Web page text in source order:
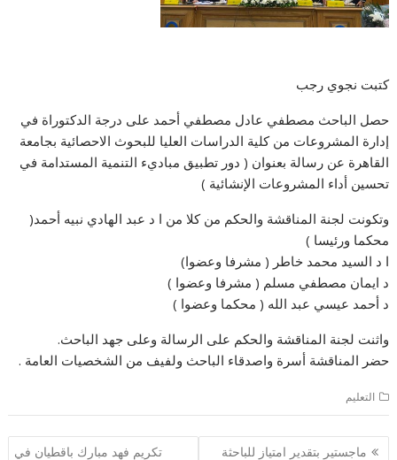
كتبت نجوي رجب
حصل الباحث مصطفي عادل مصطفي أحمد على درجة الدكتوراة في
إدارة المشروعات من كلية الدراسات العليا للبحوث الاحصائية بجامعة
القاهرة عن رسالة بعنوان ( دور تطبيق مباديء التنمية المستدامة في
تحسين أداء المشروعات الإنشائية )
وتكونت لجنة المناقشة والحكم من كلا من ا د عبد الهادي نبيه أحمد(
محكما ورئيسا )
ا د السيد محمد خاطر ( مشرفا وعضوا)
د ايمان مصطفي مسلم ( مشرفا وعضوا )
د أحمد عيسي عبد الله ( محكما وعضوا )
واثنت لجنة المناقشة والحكم على الرسالة وعلى جهد الباحث.
حضر المناقشة أسرة واصدقاء الباحث ولفيف من الشخصيات العامة .
التعليم
تصفّح
ماجستير بتقدير امتياز للباحثة
تكريم فهد مبارك باقطيان في